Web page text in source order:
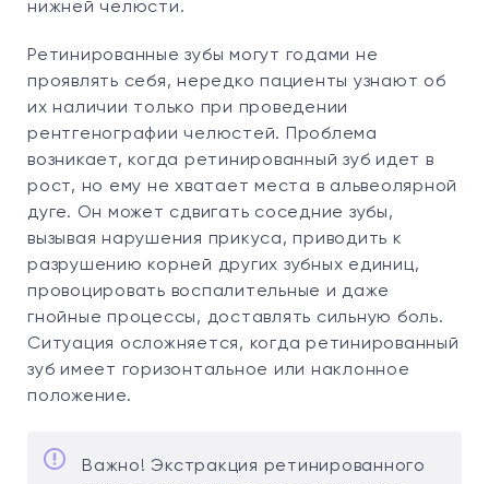
нижней челюсти.
Ретинированные зубы могут годами не
проявлять себя, нередко пациенты узнают об
их наличии только при проведении
рентгенографии челюстей. Проблема
возникает, когда ретинированный зуб идет в
рост, но ему не хватает места в альвеолярной
дуге. Он может сдвигать соседние зубы,
вызывая нарушения прикуса, приводить к
разрушению корней других зубных единиц,
провоцировать воспалительные и даже
гнойные процессы, доставлять сильную боль.
Ситуация осложняется, когда ретинированный
зуб имеет горизонтальное или наклонное
положение.
Важно! Экстракция ретинированного